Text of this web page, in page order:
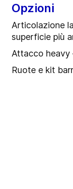
Opzioni
Articolazione
superficie più
Attacco heavy
Ruote e kit